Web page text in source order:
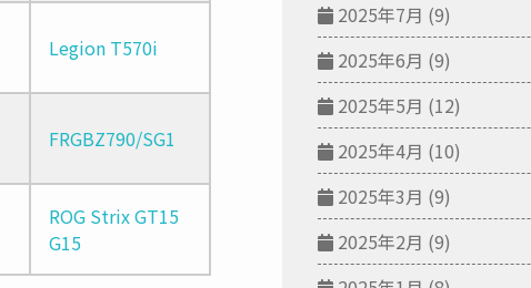
Legion T570i
FRGBZ790/SG1
ROG Strix GT15
G15
2025年7月 (9)
2025年6月 (9)
2025年5月 (12)
2025年4月 (10)
2025年3月 (9)
2025年2月 (9)